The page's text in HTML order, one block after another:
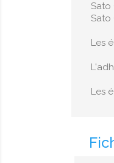
Sato
Sato
Les
Les